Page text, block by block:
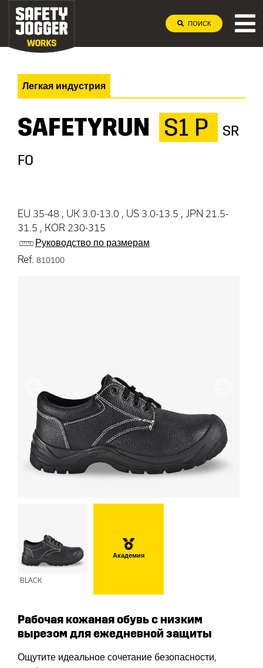
ПОИСК
Легкая индустрия
SAFETYRUN S1 P
SR
FO
EU 35-48 , UK 3.0-13.0 , US 3.0-13.5 , JPN 21.5-
31.5 , KOR 230-315
Руководство по размерам
Ref. 810100
Предыдущий
BLACK
Академия
Рабочая кожаная обувь с низким
вырезом для ежедневной защиты
Ощутите идеальное сочетание безопасности,